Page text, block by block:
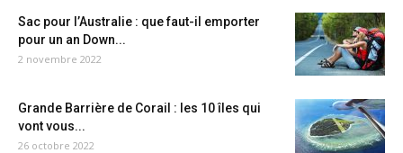
Sac pour l’Australie : que faut-il emporter
pour un an Down...
2 novembre 2022
Grande Barrière de Corail : les 10 îles qui
vont vous...
26 octobre 2022